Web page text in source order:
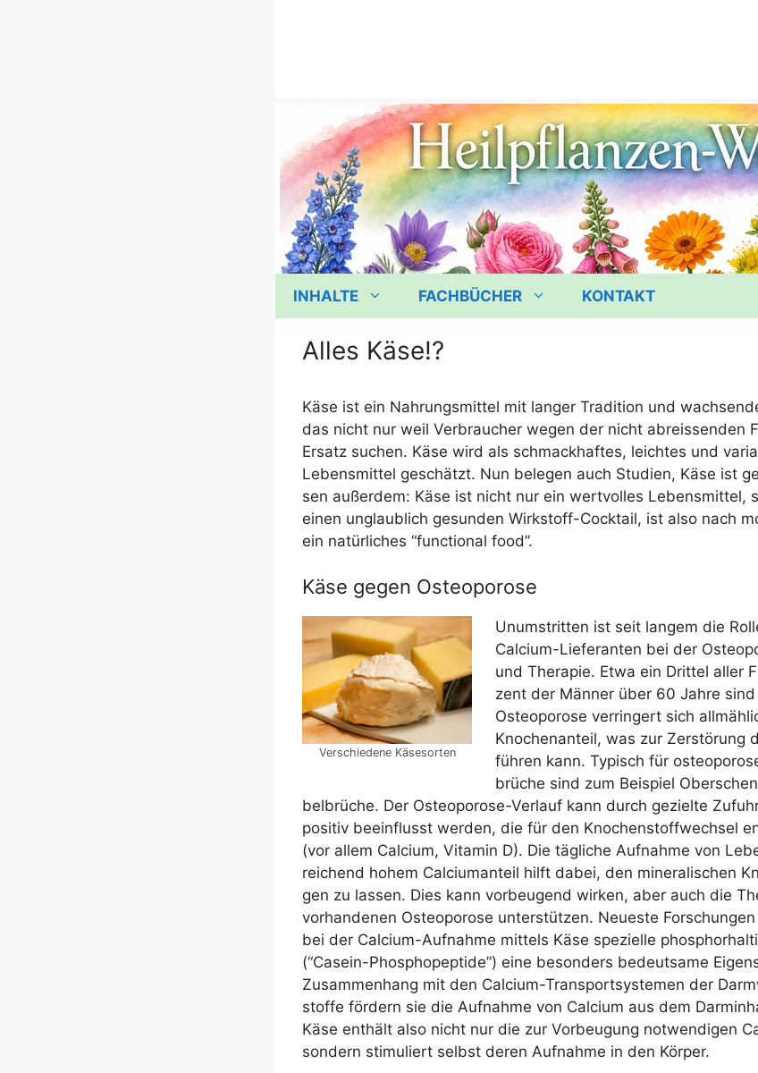
INHALTE FACHBÜCHER KONTAKT
Alles Käse!?
Käse ist ein Nah­rungs­mit­tel mit lan­ger Tra­di­ti­on und
das nicht nur weil Ver­brau­cher wegen der nicht abreis­sen­den
Ersatz suchen. Käse wird als schmack­haf­tes, leich­tes und
Lebens­mit­tel geschätzt. Nun bele­gen auch Stu­di­en, Käse ist
sen außer­dem: Käse ist nicht nur ein wert­vol­les Lebens­mit­tel,
einen unglaub­lich gesun­den Wirk­stoff-Cock­tail, ist also nach
ein natür­li­ches “func­tion­al food”.
Käse gegen Osteoporose
Ver­schie­de­ne Käsesorten
Unum­strit­ten ist seit lan­gem die
Cal­ci­um-Lie­fe­ran­ten bei der
und The­ra­pie. Etwa ein Drit­tel aller
zent der Män­ner über 60 Jah­re
Osteo­po­ro­se ver­rin­gert sich
Kno­chen­an­teil, was zur Zer­stö­rung
füh­ren kann. Typisch für
brü­che sind zum Bei­spiel
bel­brü­che. Der Osteo­po­ro­se-Ver­lauf kann durch geziel­te
posi­tiv beein­flusst wer­den, die für den Kno­chen­stoff­wech­sel
(vor allem Cal­ci­um, Vit­amin D). Die täg­li­che Auf­nah­me von
rei­chend hohem Cal­ci­um­an­teil hilft dabei, den mine­ra­li­schen
gen zu las­sen. Dies kann vor­beu­gend wir­ken, aber auch die
vor­han­de­nen Osteo­po­ro­se unter­stüt­zen. Neu­es­te
bei der Cal­ci­um-Auf­nah­me mit­tels Käse spe­zi­el­le
(“Casein-Phos­pho­pep­ti­de”) eine beson­ders bedeut­sa­me
Zusam­men­hang mit den Cal­ci­um-Trans­port­sys­te­men der
stof­fe för­dern sie die Auf­nah­me von Cal­ci­um aus dem
Käse ent­hält also nicht nur die zur Vor­beu­gung not­wen­di­gen
son­dern sti­mu­liert selbst deren Auf­nah­me in den Körper.